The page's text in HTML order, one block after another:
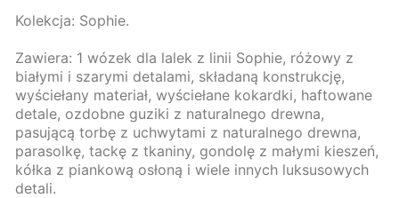
Kolekcja: Sophie.
Zawiera: 1 wózek dla lalek z linii Sophie, różowy z
białymi i szarymi detalami, składaną konstrukcję,
wyściełany materiał, wyściełane kokardki, haftowane
detale, ozdobne guziki z naturalnego drewna,
pasującą torbę z uchwytami z naturalnego drewna,
parasolkę, tackę z tkaniny, gondolę z małymi kieszeń,
kółka z piankową osłoną i wiele innych luksusowych
detali.